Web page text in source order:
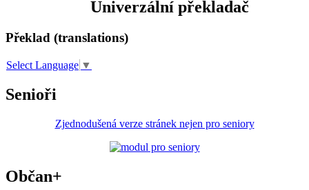
Univerzální překladač
Překlad (translations)
Select Language ▼
Senioři
Zjednodušená verze stránek nejen pro seniory
Občan+